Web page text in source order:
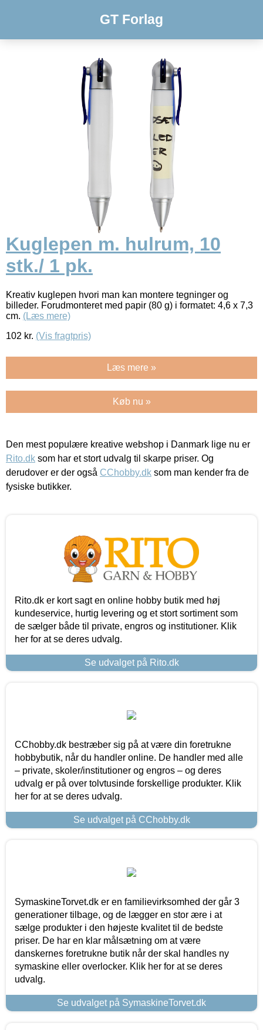
GT Forlag
Kuglepen m. hulrum, 10
stk./ 1 pk.
Kreativ kuglepen hvori man kan montere tegninger og
billeder. Forudmonteret med papir (80 g) i formatet: 4,6 x 7,3
cm. (Læs mere)
102 kr. (Vis fragtpris)
Læs mere »
Køb nu »
Den mest populære kreative webshop i Danmark lige nu er
Rito.dk som har et stort udvalg til skarpe priser. Og
derudover er der også CChobby.dk som man kender fra de
fysiske butikker.
Rito.dk er kort sagt en online hobby butik med høj
kundeservice, hurtig levering og et stort sortiment som
de sælger både til private, engros og institutioner. Klik
her for at se deres udvalg.
Se udvalget på Rito.dk
CChobby.dk bestræber sig på at være din foretrukne
hobbybutik, når du handler online. De handler med alle
– private, skoler/institutioner og engros – og deres
udvalg er på over tolvtusinde forskellige produkter. Klik
her for at se deres udvalg.
Se udvalget på CChobby.dk
SymaskineTorvet.dk er en familievirksomhed der går 3
generationer tilbage, og de lægger en stor ære i at
sælge produkter i den højeste kvalitet til de bedste
priser. De har en klar målsætning om at være
danskernes foretrukne butik når der skal handles ny
symaskine eller overlocker. Klik her for at se deres
udvalg.
Se udvalget på SymaskineTorvet.dk